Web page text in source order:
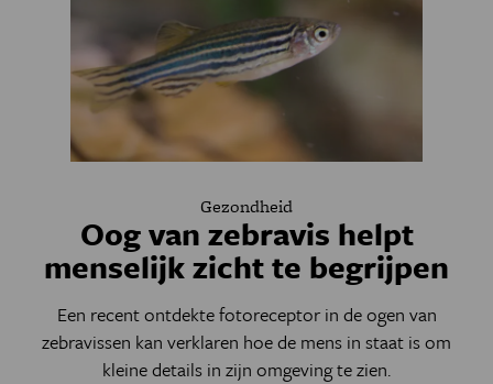
Gezondheid
Oog van zebravis helpt
menselijk zicht te begrijpen
Een recent ontdekte fotoreceptor in de ogen van
zebravissen kan verklaren hoe de mens in staat is om
kleine details in zijn omgeving te zien.